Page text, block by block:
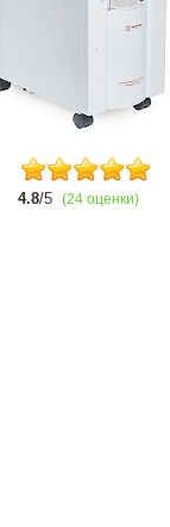
4.8/5 (24 оценки)